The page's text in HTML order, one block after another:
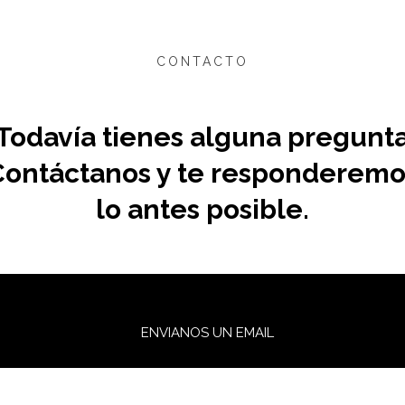
CONTACTO
tienes alguna
y te
lo antes posible.
ENVIANOS UN EMAIL